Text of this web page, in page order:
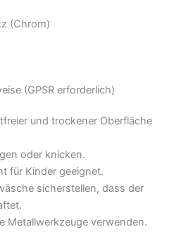
(Chrom)
(GPSR erforderlich)
und trockener Oberfläche
oder knicken.
für Kinder geeignet.
sicherstellen, dass der
Metallwerkzeuge verwenden.